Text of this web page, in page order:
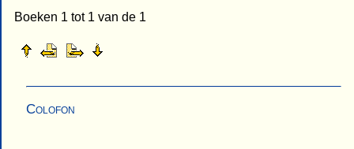
Boeken 1 tot 1 van de 1
Colofon